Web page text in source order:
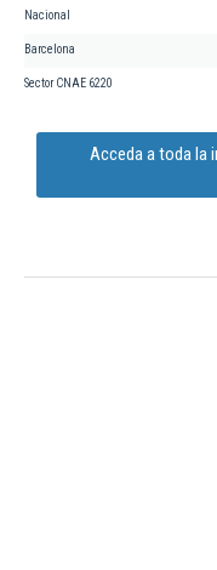
Nacional
Barcelona
Sector CNAE 6220
Acceda a toda la